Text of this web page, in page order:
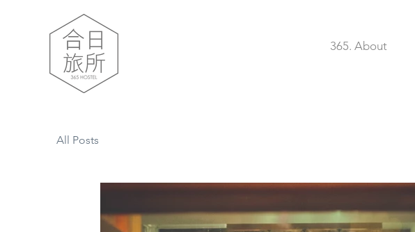
365. About
All Posts